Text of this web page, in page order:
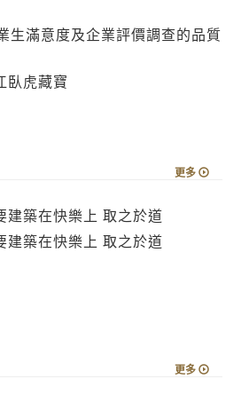
滿意度及企業評價調查的品質
臥虎藏寶
更多
築在快樂上 取之於道
築在快樂上 取之於道
更多